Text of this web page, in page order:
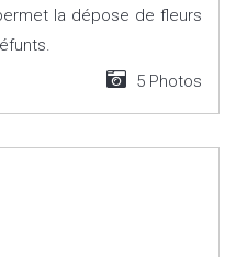
la dépose de fleurs
5 Photos